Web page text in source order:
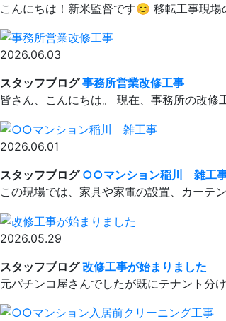
こんにちは！新米監督です😊 移転工事現
2026.06.03
スタッフブログ 事務所営業改修工事
皆さん、こんにちは。 現在、事務所の改
2026.06.01
スタッフブログ ○○マンション稲川 雑工
この現場では、家具や家電の設置、カーテ
2026.05.29
スタッフブログ 改修工事が始まりました
元パチンコ屋さんでしたが既にテナント分